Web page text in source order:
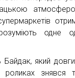
одне
Байдак, який
знявся